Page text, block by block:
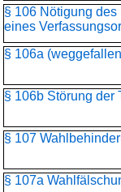
§ 106 Nötigung
eines
§ 106a
§ 106b Störung der
§ 107
§ 107a